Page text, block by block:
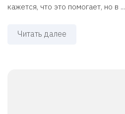
кажется, что это помогает, но в ...
Читать далее